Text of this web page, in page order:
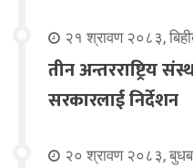
२१ श्रावण २०८३,
तीन अन्तरराष्ट्रिय
सरकारलाई निर्देशन
२० श्रावण २०८३,